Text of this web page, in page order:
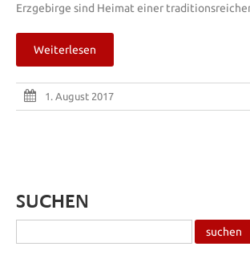
Erzgebirge sind Heimat einer
Weiterlesen
1. August 2017
SUCHEN